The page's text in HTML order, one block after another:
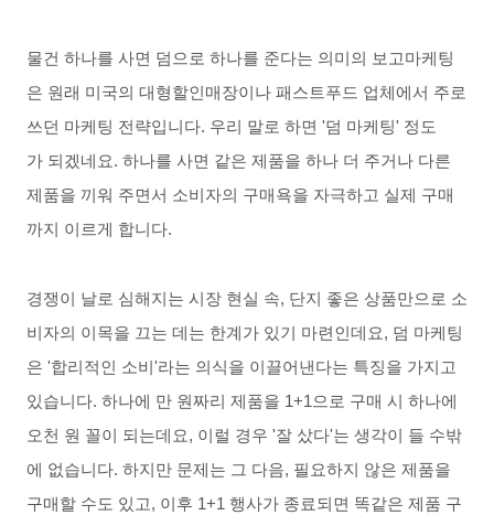
물건 하나를 사면 덤으로 하나를 준다는 의미의
보고마케팅
은 원래 미국의 대형할인매장이나 패스트푸드 업체에서 주로
쓰던 마케팅 전략입니다. 우리 말로 하면 '덤 마케팅' 정도
가 되겠네요. 하나를 사면 같은 제품을 하나 더 주거나 다른
제품을 끼워 주면서 소비자의 구매욕을 자극하고 실제
구매
까지
이르게 합니다.
경쟁이 날로 심해지는 시장 현실 속, 단지 좋은 상품만으로 소
비자의 이목을 끄는 데는 한계가 있기 마련인데요, 덤 마케팅
은 '합리적인 소비 '라는 의식을 이끌어낸다는 특징을 가지고
있습니다. 하나에 만 원짜리 제품을 1+1 으로 구매 시
하나에
오천 원 꼴이 되는데요, 이럴 경우 '잘 샀다'는 생각이 들 수밖
에
없습니다. 하지만 문제는 그 다음, 필요하지 않은 제품을
구매할 수도 있고, 이후 1+1 행사가 종료되면 똑같은 제품 구